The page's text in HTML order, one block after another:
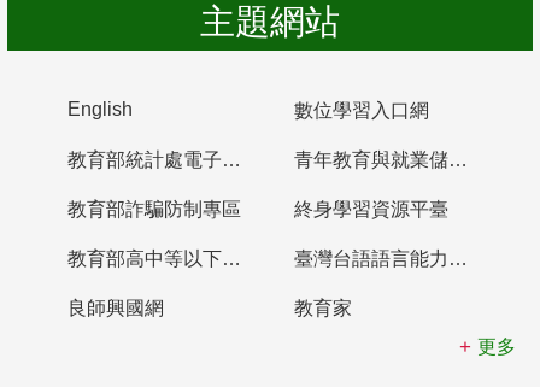
主題網站
English 數位學習入口網
教育部統計處電子書櫃 青年教育與就業儲蓄帳戶
教育部詐騙防制專區 終身學習資源平臺
教育部高中等以下學校及幼兒園教師資格檢定考試 臺灣台語語言能力認證網站
良師興國網
教育家
更多